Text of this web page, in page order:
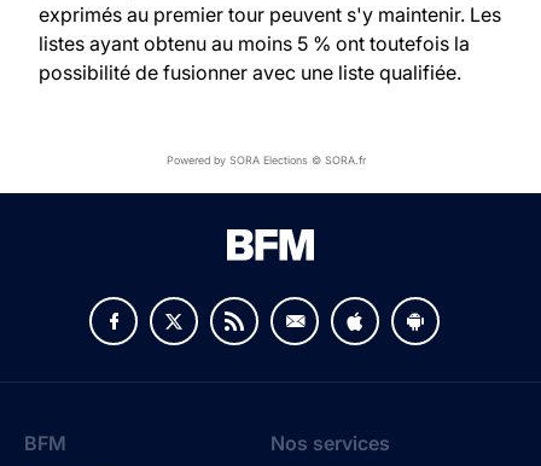
exprimés au premier tour peuvent s'y maintenir. Les
listes ayant obtenu au moins 5 % ont toutefois la
possibilité de fusionner avec une liste qualifiée.
Powered by SORA Elections © SORA.fr
BFM Nos services